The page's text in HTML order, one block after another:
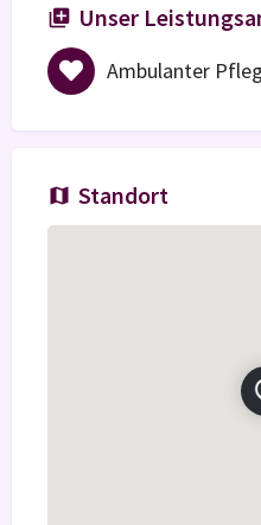
Unser
Ambulanter
Standort